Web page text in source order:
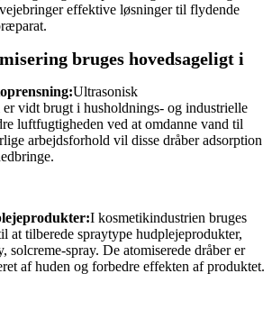
effektive løsninger til flydende
bruges hovedsageligt i
Ultrasonisk
vidt brugt i husholdnings- og industrielle
luftfugtigheden ved at omdanne vand til
arbejdsforhold vil disse dråber adsorption
I kosmetikindustrien bruges
at tilberede spraytype hudplejeprodukter,
solcreme-spray. De atomiserede dråber er
af huden og forbedre effekten af ​​produktet.